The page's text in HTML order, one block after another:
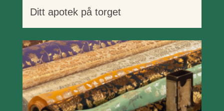
Ditt apotek på torget